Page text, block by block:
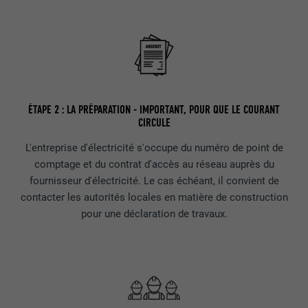
ÉTAPE 2 : LA PRÉPARATION - IMPORTANT, POUR QUE LE COURANT
CIRCULE
L'entreprise d'électricité s'occupe du numéro de point de
comptage et du contrat d'accès au réseau auprès du
fournisseur d'électricité. Le cas échéant, il convient de
contacter les autorités locales en matière de construction
pour une déclaration de travaux.
Google Optimize
EXPIRATION 90 jours
UTILITÉ
autorise l'utilisation de cookies. Ne
contient aucun élément d'identification.
Enregistre la langue choisie par
l'utilisateur pour un site Internet.
LinkedIn
UTILITÉ
Utilisé par LinkedIn lorsqu'un site
Internet contient une fenêtre « Suivez-
nous » intégrée.
LinkedIn